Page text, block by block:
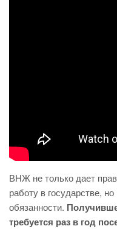
ВНЖ не только дает
работу в государстве,
обязанности.
требуется раз в год